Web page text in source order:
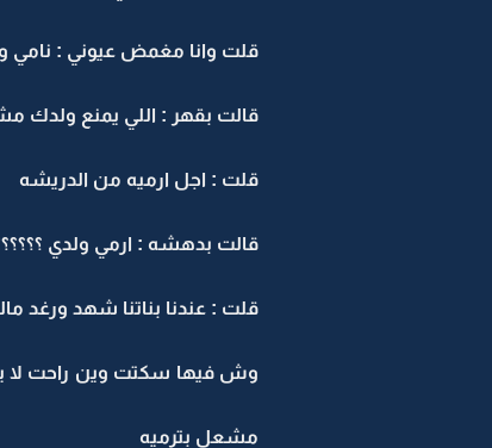
قلت وانا مغمض عيوني : نامي
قالت بقهر : اللي يمنع
قلت : اجل ارميه من الدريشه
قالت بدهشه : ارمي ولدي
قلت : عندنا بناتنا شهد ورغد
وش فيها سكتت وين راحت لا
مشعل بترميه